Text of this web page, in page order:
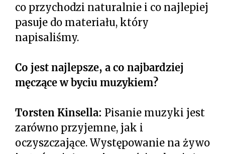
co przychodzi naturalnie i co najlepiej
pasuje do materiału, który
napisaliśmy.
Co jest najlepsze, a co najbardziej
męczące w byciu muzykiem?
Torsten Kinsella: Pisanie muzyki jest
zarówno przyjemne, jak i
oczyszczające. Występowanie na żywo